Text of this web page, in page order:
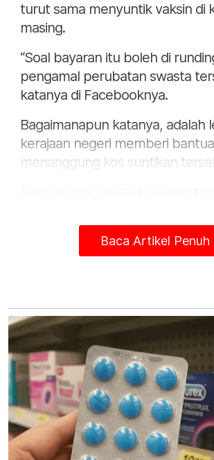
turut sama menyuntik vaksin di
masing.
“Soal bayaran itu boleh di
pengamal perubatan swasta
katanya di Facebooknya.
Bagaimanapun katanya, adalah
kerajaan negeri memberi
menanggung kos suntikan
menunggu untuk mendapatkan
“Saya jangkakan kerajaan akan
segera dan rakyat tidak perlu
terlalu lama untuk dapatkan
tersebut.
“Menggunakan kemudahan dan
sedia itu lebih mudah dan efektif
sekarang,” katanya.
Artikel Berkaitan:
Menteri Besar Selangor angkat
Baca Artikel Penuh